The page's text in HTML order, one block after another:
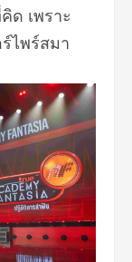
คิด เพราะ
ไพร์สมา